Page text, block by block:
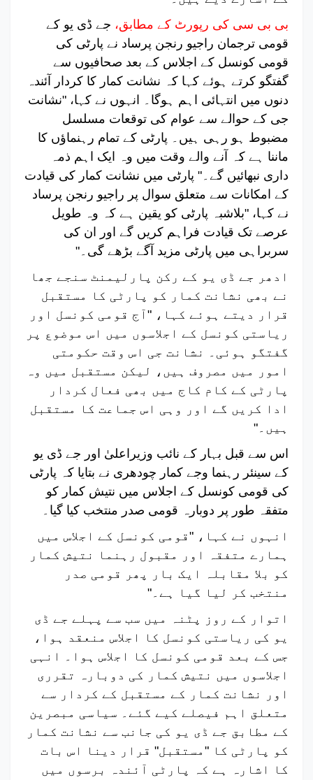
بی بی سی کی رپورٹ کے مطابق، جے ڈی یو کے
قومی ترجمان راجیو رنجن پرساد نے پارٹی کی
قومی کونسل کے اجلاس کے بعد صحافیوں سے
گفتگو کرتے ہوئے کہا کہ نشانت کمار کا کردار آئندہ
دنوں میں انتہائی اہم ہوگا۔
انہوں نے کہا، "نشانت
جی کے حوالے سے عوام کی توقعات مسلسل
مضبوط ہو رہی ہیں۔ پارٹی کے تمام رہنماؤں کا
ماننا ہے کہ آنے والے وقت میں وہ ایک اہم ذمہ
داری نبھائیں گے۔" پارٹی میں نشانت کمار کی قیادت
کے امکانات سے متعلق سوال پر راجیو رنجن پرساد
نے کہا، "بلاشبہ پارٹی کو یقین ہے کہ وہ طویل
عرصے تک قیادت فراہم کریں گے اور ان کی
سربراہی میں پارٹی مزید آگے بڑھے گی۔"
ادھر جے ڈی یو کے رکن پارلیمنٹ سنجے جھا
نے بھی نشانت کمار کو پارٹی کا مستقبل
قرار دیتے ہوئے کہا، "آج قومی کونسل اور
ریاستی کونسل کے اجلاسوں میں اس موضوع پر
گفتگو ہوئی۔ نشانت جی اس وقت حکومتی
امور میں مصروف ہیں، لیکن مستقبل میں وہ
پارٹی کے کام کاج میں بھی فعال کردار
ادا کریں گے اور وہی اس جماعت کا مستقبل
ہیں۔"
اس سے قبل بہار کے نائب وزیراعلیٰ اور جے ڈی یو
کے سینئر رہنما وجے کمار چودھری نے بتایا کہ پارٹی
کی قومی کونسل کے اجلاس میں نتیش کمار کو
متفقہ طور پر دوبارہ قومی صدر منتخب کیا گیا۔
انہوں نے کہا، "قومی کونسل کے اجلاس میں
ہمارے متفقہ اور مقبول رہنما نتیش کمار
کو بلا مقابلہ ایک بار پھر قومی صدر
منتخب کر لیا گیا ہے۔"
اتوار کے روز پٹنہ میں سب سے پہلے جے ڈی
یو کی ریاستی کونسل کا اجلاس منعقد ہوا،
جس کے بعد قومی کونسل کا اجلاس ہوا۔ انہی
اجلاسوں میں نتیش کمار کی دوبارہ تقرری
اور نشانت کمار کے مستقبل کے کردار سے
متعلق اہم فیصلے کیے گئے۔ سیاسی مبصرین
کے مطابق جے ڈی یو کی جانب سے نشانت کمار
کو پارٹی کا "مستقبل" قرار دینا اس بات
کا اشارہ ہے کہ پارٹی آئندہ برسوں میں